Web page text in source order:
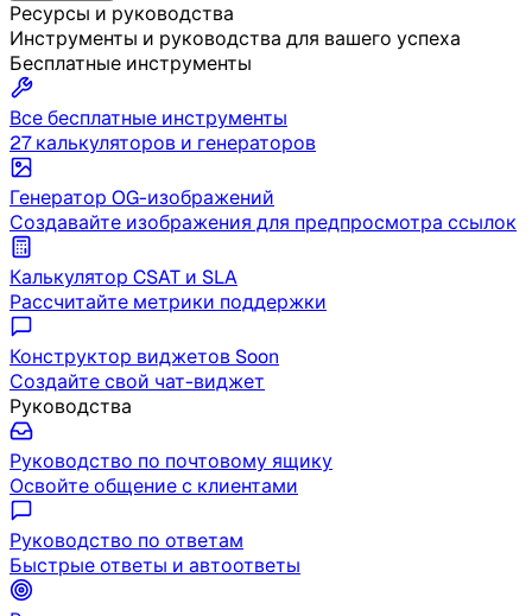
Ресурсы и руководства
Инструменты и руководства для вашего успеха
Бесплатные инструменты
Все бесплатные инструменты
27 калькуляторов и генераторов
Генератор OG-изображений
Создавайте изображения для предпросмотра ссылок
Калькулятор CSAT и SLA
Рассчитайте метрики поддержки
Конструктор виджетов Soon
Создайте свой чат-виджет
Руководства
Руководство по почтовому ящику
Освойте общение с клиентами
Руководство по ответам
Быстрые ответы и автоответы